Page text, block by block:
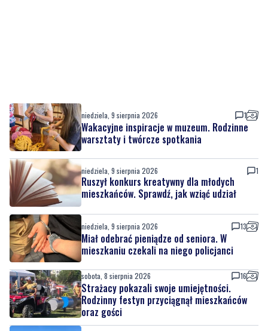
niedziela, 9 sierpnia 2026 1
Wakacyjne inspiracje w muzeum. Rodzinne
warsztaty i twórcze spotkania
niedziela, 9 sierpnia 2026 1
Ruszył konkurs kreatywny dla młodych
mieszkańców. Sprawdź, jak wziąć udział
niedziela, 9 sierpnia 2026 13
Miał odebrać pieniądze od seniora. W
mieszkaniu czekali na niego policjanci
sobota, 8 sierpnia 2026 16
Strażacy pokazali swoje umiejętności.
Rodzinny festyn przyciągnął mieszkańców
oraz gości